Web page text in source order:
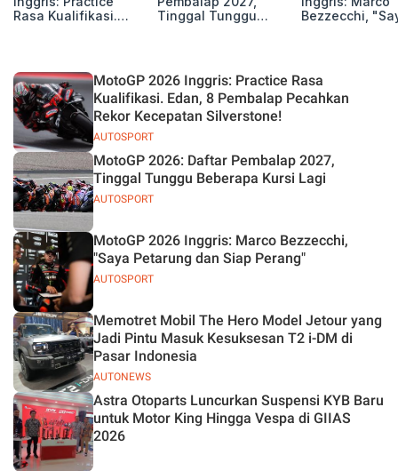
Rasa Kualifikasi.
Silverstone!
Tinggal Tunggu
Bezzecchi,
AUTOSPORT
MotoGP 2026 Inggris: Practice Rasa
Kualifikasi. Edan, 8 Pembalap Pecahkan
Rekor Kecepatan Silverstone!
AUTOSPORT
MotoGP 2026: Daftar Pembalap 2027,
Tinggal Tunggu Beberapa Kursi Lagi
AUTOSPORT
MotoGP 2026 Inggris: Marco Bezzecchi,
"Saya Petarung dan Siap Perang"
AUTONEWS
Memotret Mobil The Hero Model Jetour yang
Jadi Pintu Masuk Kesuksesan T2 i-DM di
Pasar Indonesia
Astra Otoparts Luncurkan Suspensi KYB Baru
untuk Motor King Hingga Vespa di GIIAS
2026